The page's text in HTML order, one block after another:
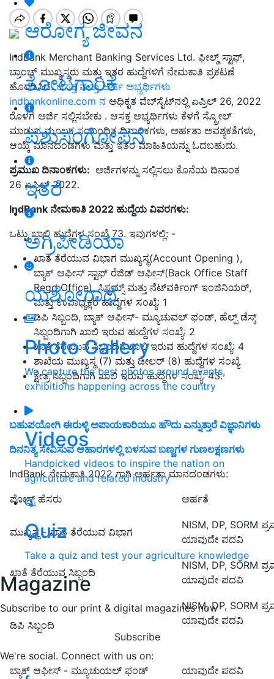
ಆರೋಗ್ಯ ಜೀವನ
ತೋಟಗಾರಿಕೆ
ಪಶುಸಂಗೋಪನೆ
ಇತರೆ
ಅಗ್ರಿಪೀಡಿಯಾ
ಯಶೋಗಾಥೆ
Photo Gallery
We capture the best photos around events,
exhibitions happening across the country
Videos
Handpicked videos to inspire the nation on
agriculture and related industry
Quiz
Take a quiz and test your agriculture knowledge
Magazine
Subscribe to our print & digital magazines now
Subscribe
We're social. Connect with us on:
IndBank Merchant Banking Services Ltd. ಫೀಲ್ಡ್ ಸ್ಟಾಫ್,
ಬ್ರಾಂಚ್ ಮುಖ್ಯಸ್ಥರು ಮತ್ತು ಇತರ ಹುದ್ದೆಗಳಿಗೆ ನೇಮಕಾತಿ ಪ್ರಕಟಣೆ
ಹೊರಡಿಸಿದೆ.ಆಸಕ್ತ ಮತ್ತು ಅರ್ಹ ಅಭ್ಯರ್ಥಿಗಳು
indbankonline.com ನ ಅಧಿಕೃತ ವೆಬ್‌ಸೈಟ್‌ನಲ್ಲಿ ಏಪ್ರಿಲ್ 26, 2022
ರೊಳಗೆ ಅರ್ಜಿ ಸಲ್ಲಿಸಬೇಕು . ಆಸಕ್ತ ಅಭ್ಯರ್ಥಿಗಳು ಕೆಳಗೆ ಸ್ಕ್ರೋಲ್
ಮಾಡುವ ಮೂಲಕ ಸಂಬಂಧಿತ ದಿನಾಂಕಗಳು, ಅರ್ಹತಾ ಅವಶ್ಯಕತೆಗಳು,
ಆಯ್ಕೆ ಮಾನದಂಡಗಳು ಮತ್ತು ಇತರ ಮಾಹಿತಿಯನ್ನು ಓದಬಹುದು.
ಪ್ರಮುಖ ದಿನಾಂಕಗಳು: ಅರ್ಜಿಗಳನ್ನು ಸಲ್ಲಿಸಲು ಕೊನೆಯ ದಿನಾಂಕ
26 ಏಪ್ರಿಲ್ 2022.
IndBank ನೇಮಕಾತಿ 2022 ಹುದ್ದೆಯ ವಿವರಗಳು:
ಒಟ್ಟು ಖಾಲಿ ಹುದ್ದೆಗಳ ಸಂಖ್ಯೆ 73. ಇವುಗಳಲ್ಲಿ: -
ಖಾತೆ ತೆರೆಯುವ ವಿಭಾಗ ಮುಖ್ಯಸ್ಥ(Account Opening ),
ಬ್ಯಾಕ್ ಆಫೀಸ್ ಸ್ಟಾಫ್ ರೆಜಿಡ್ ಆಫೀಸ್(Back Office Staff
Regd Office), ಸಿಸ್ಟಮ್ಸ್ ಮತ್ತು ನೆಟ್‌ವರ್ಕಿಂಗ್ ಇಂಜಿನಿಯರ್,
ಮತ್ತು ಉಪಾಧ್ಯಕ್ಷರ ಹುದ್ದೆಗಳ ಸಂಖ್ಯೆ: 1
ಡಿಪಿ ಸಿಬ್ಬಂದಿ, ಬ್ಯಾಕ್ ಆಫೀಸ್- ಮ್ಯೂಚುವಲ್ ಫಂಡ್, ಹೆಲ್ಪ್ ಡೆಸ್ಕ್
ಸಿಬ್ಬಂದಿಗಾಗಿ ಖಾಲಿ ಇರುವ ಹುದ್ದೆಗಳ ಸಂಖ್ಯೆ: 2
ಖಾತೆ ತೆರೆಯುವ ಸಿಬ್ಬಂದಿಗೆ ಖಾಲಿ ಇರುವ ಹುದ್ದೆಗಳ ಸಂಖ್ಯೆ: 4
ಶಾಖೆಯ ಮುಖ್ಯಸ್ಥ (7) ಮತ್ತು ಡೀಲರ್ (8) ಹುದ್ದೆಗಳ ಸಂಖ್ಯೆ
ಕ್ಷೇತ್ರ ಸಿಬ್ಬಂದಿಗಾಗಿ ಖಾಲಿ ಇರುವ ಹುದ್ದೆಗಳ ಸಂಖ್ಯೆ: 43.
ಬಹುಪಯೋಗಿ ಈರುಳ್ಳಿ ಅಪಾಯಕಾರಿಯೂ ಹೌದು ಎನ್ನುತ್ತಾರೆ ವಿಜ್ಞಾನಿಗಳು
ದಿನನಿತ್ಯ ಸೇವಿಸುವ ಆಹಾರಗಳಲ್ಲಿ ಬಳಸುವ ಬಣ್ಣಗಳ ಗುಣಲಕ್ಷಣಗಳು
IndBank ನೇಮಕಾತಿ 2022 ಗಾಗಿ ಅರ್ಹತಾ ಮಾನದಂಡಗಳು:
ಪೋಸ್ಟ್ ಹೆಸರು ಅರ್ಹತೆ
ಮುಖ್ಯಸ್ಥ - ಖಾತೆ ತೆರೆಯುವ ವಿಭಾಗ
NISM, DP, SORM
ಯಾವುದೇ ಪದವಿ
ಖಾತೆ ತೆರೆಯುವ ಸಿಬ್ಬಂದಿ
NISM, DP, SORM
ಯಾವುದೇ ಪದವಿ
ಡಿಪಿ ಸಿಬ್ಬಂದಿ
NISM, DP, SORM
ಯಾವುದೇ ಪದವಿ
ಬ್ಯಾಕ್ ಆಫೀಸ್ - ಮ್ಯೂಚುಯಲ್ ಫಂಡ್ ಯಾವುದೇ ಪದವಿ